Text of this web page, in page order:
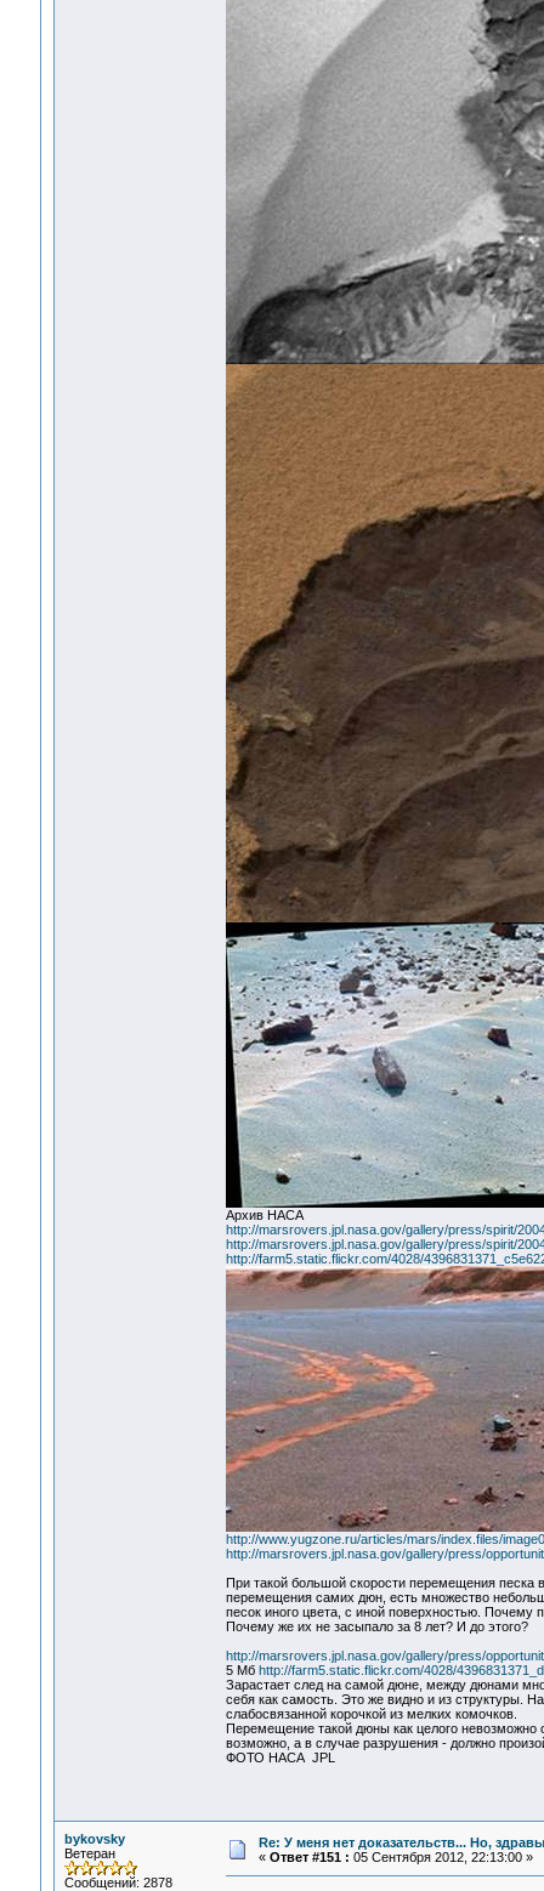
Архив НАСА
http://marsrovers.jpl.nasa.gov/gallery/press/spirit/
http://marsrovers.jpl.nasa.gov/gallery/press/spirit/
http://farm5.static.flickr.com/4028/
http://www.yugzone.ru/articles/mars/index.files/
http://marsrovers.jpl.nasa.gov/gallery/press/
При такой большой скорости перемещения
перемещения самих дюн, есть множество
песок иного цвета, с иной поверхностью. Почему
Почему же их не засыпало за 8 лет? И до этого?
http://marsrovers.jpl.nasa.gov/gallery/press/
5 Мб http://farm5.static.flickr.com/4028/
Зарастает след на самой дюне, между дюнами
себя как самость. Это же видно и из структуры.
слабосвязанной корочкой из мелких комочков.
Перемещение такой дюны как целого невозможно
возможно, а в случае разрушения - должно
ФОТО НАСА JPL
bykovsky
Ветеран
Сообщений: 2878
Re: У меня нет доказательств... Но,
« Ответ #151 : 05 Сентября 2012, 22:13:00 »